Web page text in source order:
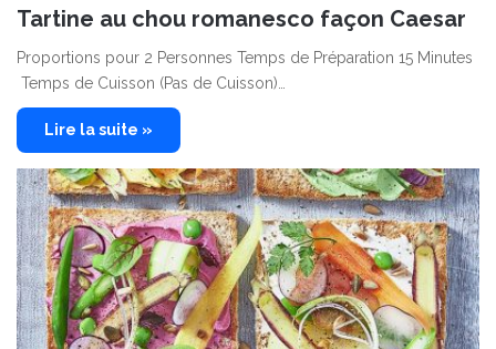
Tartine au chou romanesco façon Caesar
Proportions pour 2 Personnes Temps de Préparation 15 Minutes
Temps de Cuisson (Pas de Cuisson)…
Lire la suite »